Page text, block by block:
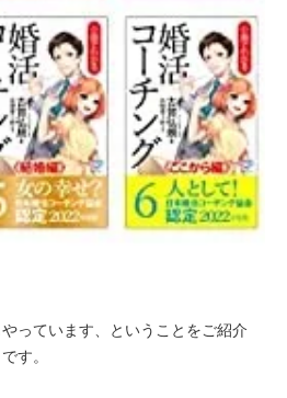
っています、ということをご紹介
す。